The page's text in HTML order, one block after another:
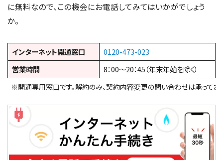
に無料なので、この機会にお電話してみてはいかがでしょう
か。
インターネット開通窓口
0120-473-023
営業時間
8：00～20：45（年末年始を除く）
※開通専用窓口です。解約のみ、契約内容変更の問い合わせは承ってお